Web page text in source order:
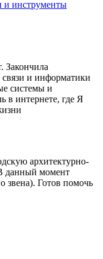
и инструменты
Закончила
и информатики
системы и
в интернете, где Я
архитектурно-
данный момент
звена). Готов помочь